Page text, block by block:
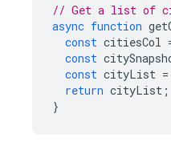
// Get a list of
async function
const citiesCol
const
const cityList =
return cityList ;
}